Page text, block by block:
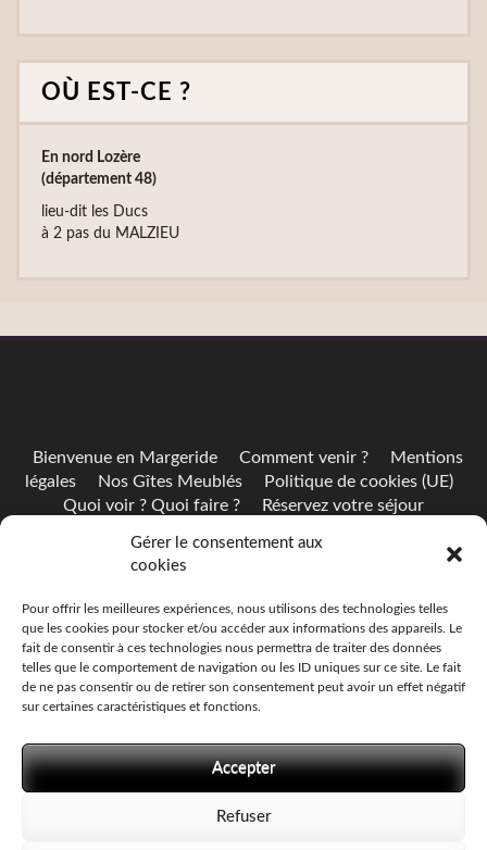
Gérer le consentement aux
cookies
Pour offrir les meilleures expériences, nous utilisons des technologies telles
que les cookies pour stocker et/ou accéder aux informations des appareils. Le
fait de consentir à ces technologies nous permettra de traiter des données
telles que le comportement de navigation ou les ID uniques sur ce site. Le fait
de ne pas consentir ou de retirer son consentement peut avoir un effet négatif
sur certaines caractéristiques et fonctions.
Accepter
Refuser
OÙ EST-CE ?
En nord Lozère
(département 48)
lieu-dit les Ducs
à 2 pas du MALZIEU
Bienvenue en Margeride Comment venir ?
Mentions
légales
Nos Gîtes Meublés
Politique de cookies (UE)
Quoi voir ? Quoi faire ?
Réservez votre séjour
4 locations touristiquespourvos vacances en Lozèresont
à louerà la semaine ou au week-end(2 nuitées minimum)
toute l’année, de 2 à 13 personnes.
TARIFS & RÉSERVATIONS
réserver votre séjour en Lozère !